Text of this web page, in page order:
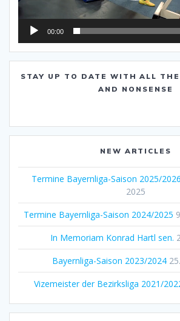
00:00
STAY UP TO DATE WITH ALL
AND NONSENSE
NEW ARTICLES
Termine Bayernliga-Saison 2025/2026
2025
Termine Bayernliga-Saison 2024/2025
In Memoriam Konrad Hartl sen.
Bayernliga-Saison 2023/2024
Vizemeister der Bezirksliga 2021/